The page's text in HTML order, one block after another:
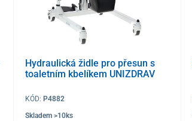
Hydraulická židle pro přesun s
toaletním kbelíkem UNIZDRAV
KÓD: P4882
Skladem >10ks